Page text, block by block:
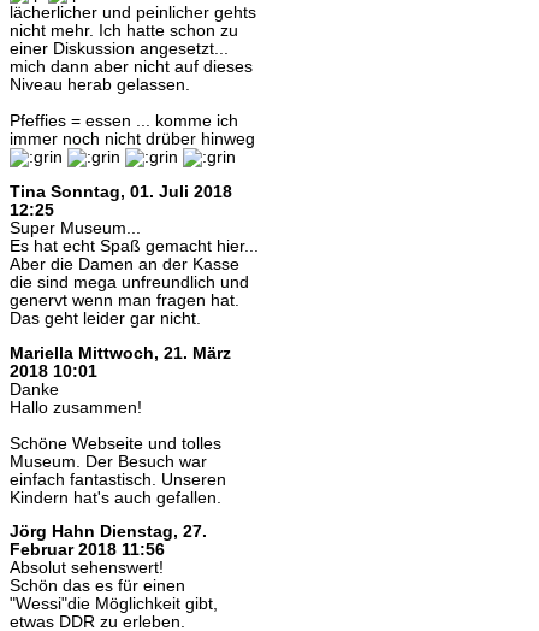
lächerlicher und peinlicher gehts
nicht mehr. Ich hatte schon zu
einer Diskussion angesetzt...
mich dann aber nicht auf dieses
Niveau herab gelassen.
Pfeffies = essen ... komme ich
immer noch nicht drüber hinweg
Tina Sonntag, 01. Juli 2018
12:25
Super Museum...
Es hat echt Spaß gemacht hier...
Aber die Damen an der Kasse
die sind mega unfreundlich und
genervt wenn man fragen hat.
Das geht leider gar nicht.
Mariella Mittwoch, 21. März
2018 10:01
Danke
Hallo zusammen!
Schöne Webseite und tolles
Museum. Der Besuch war
einfach fantastisch. Unseren
Kindern hat's auch gefallen.
Jörg Hahn Dienstag, 27.
Februar 2018 11:56
Absolut sehenswert!
Schön das es für einen
"Wessi"die Möglichkeit gibt,
etwas DDR zu erleben.